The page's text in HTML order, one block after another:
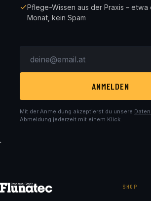
Pflege-Wissen aus der Praxis – etwa
Monat, kein Spam
ANMELDEN
Mit der Anmeldung akzeptierst du unsere
Abmeldung jederzeit mit einem Klick.
SHOP